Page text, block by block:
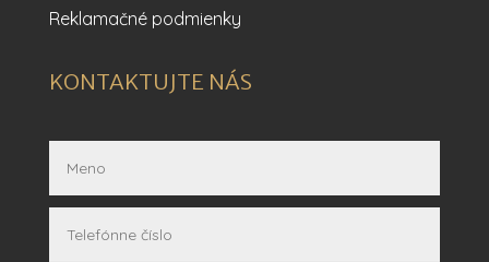
Reklamačné podmienky
KONTAKTUJTE NÁS